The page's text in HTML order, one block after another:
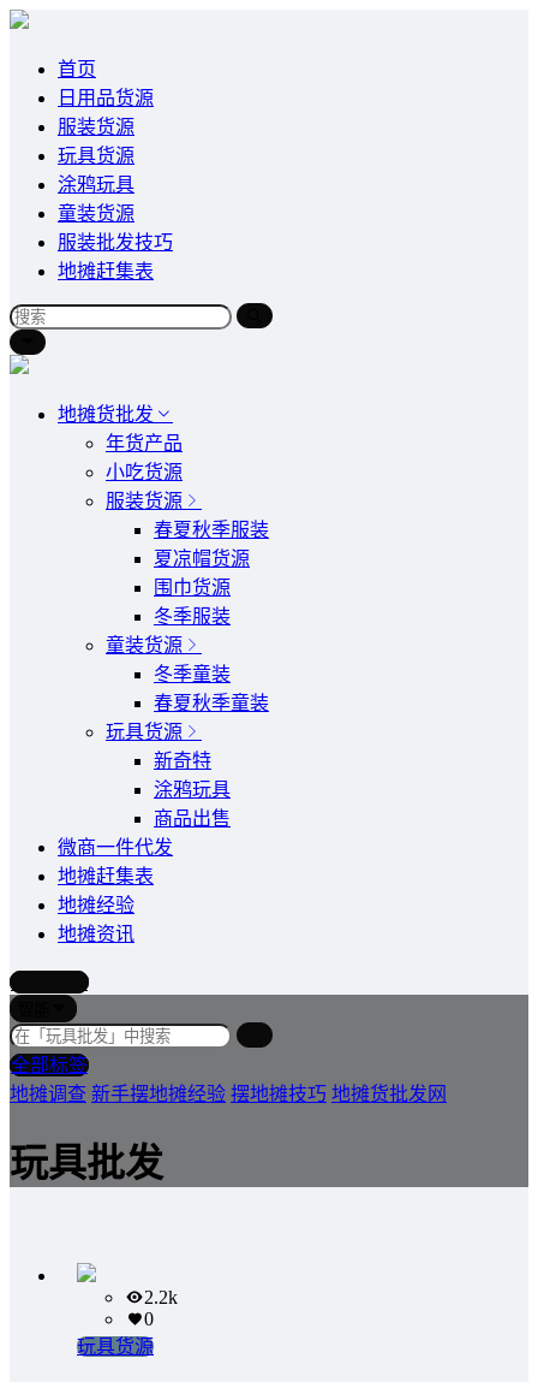
首页
日用品货源
服装货源
玩具货源
涂鸦玩具
童装货源
服装批发技巧
地摊赶集表
地摊货批发
年货产品
小吃货源
服装货源
春夏秋季服装
夏凉帽货源
围巾货源
冬季服装
童装货源
冬季童装
春夏秋季童装
玩具货源
新奇特
涂鸦玩具
商品出售
微商一件代发
地摊赶集表
地摊经验
地摊资讯
写文章
全部标签
地摊调查 新手摆地摊经验 摆地摊技巧 地摊货批发网
玩具批发
2.2k
0
玩具货源